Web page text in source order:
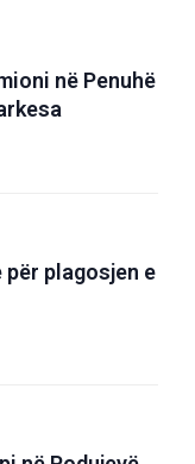
në Penuhë
plagosjen e